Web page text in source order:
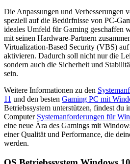
Die Anpassungen und Verbesserungen
speziell auf die Bedürfnisse von PC-
ideales Umfeld für Gaming geschaffen
mit seinen Hardware-Partnern
Virtualization-Based Security (VBS) auf
aktivieren. Dadurch soll nicht nur die
sondern auch die Sicherheit und
sein.
Weitere Informationen zu den
11 und den besten Gaming PC mit
Betriebssystem unterstützen, findest du
Computer Systemanforderungen für
eine neue Ära des Gamings mit
einer Qualität und Performance, die
werden.